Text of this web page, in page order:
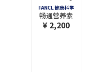
FANCL 健康科学
畅通营养素
¥ 2,200